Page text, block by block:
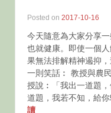
Posted on 2017-10-16
今天隨意為大家分享
也就健康。即使一個
果無法排解精神遏抑
一則笑話︰ 教授與農
授說︰「我出一道題
道題，我若不知，給
讀